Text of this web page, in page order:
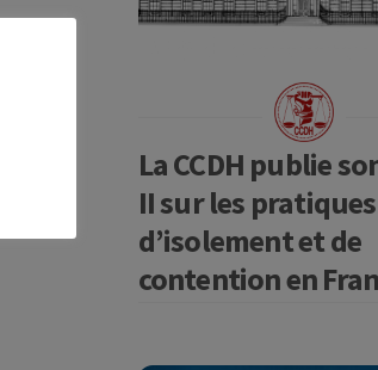
La CCDH publie
II sur les pratiques
d’isolement et de
contention en